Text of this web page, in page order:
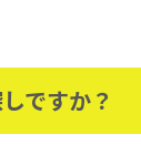
ですか？